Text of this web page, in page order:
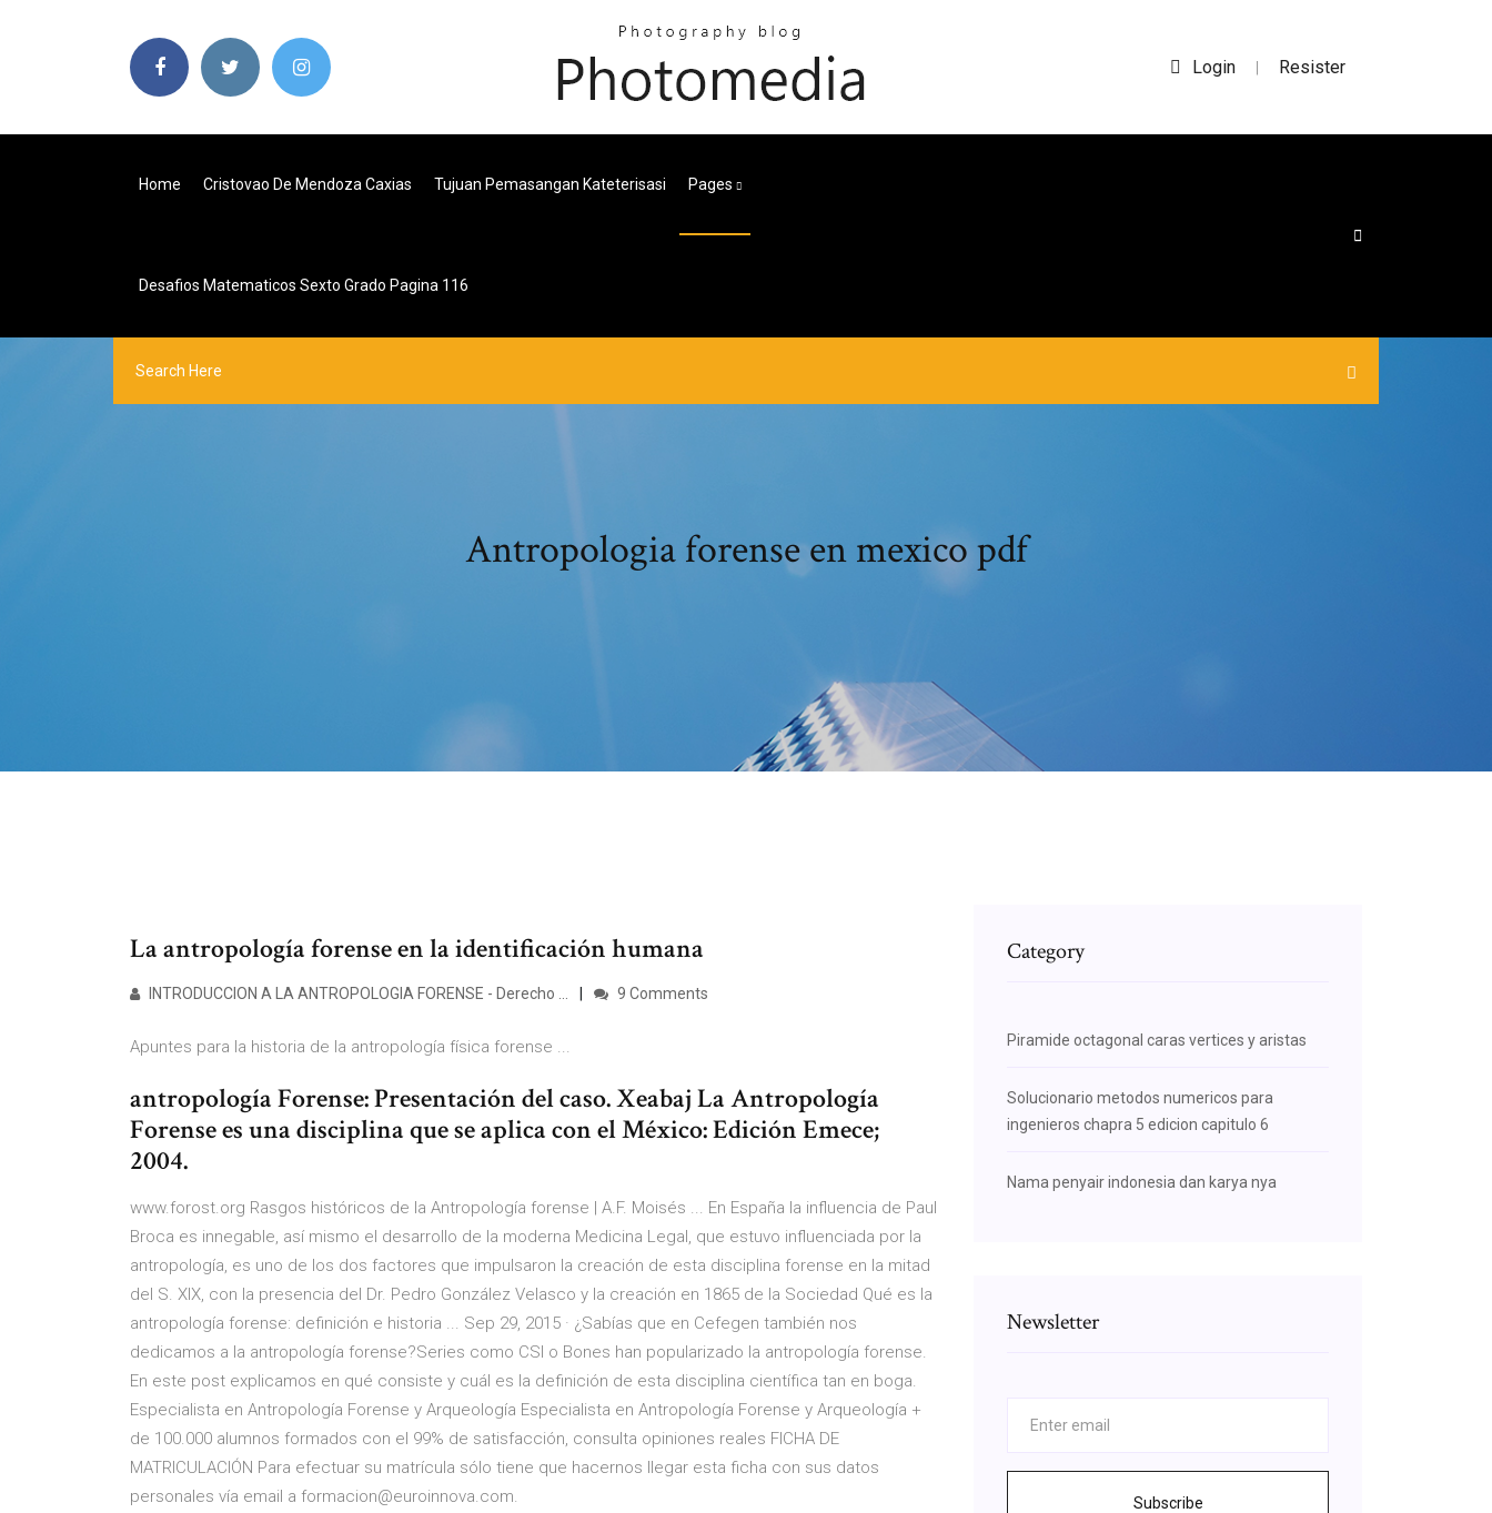
Login | Resister
Home Cristovao De Mendoza Caxias Tujuan Pemasangan Kateterisasi Pages
Desafios Matematicos Sexto Grado Pagina 116
Antropologia forense en mexico pdf
La antropología forense en la identificación humana
INTRODUCCION A LA ANTROPOLOGIA FORENSE - Derecho … 9 Comments
Apuntes para la historia de la antropología física forense ...
antropología Forense: Presentación del caso. Xeabaj La Antropología
Forense es una disciplina que se aplica con el México: Edición Emece;
2004.
www.forost.org Rasgos históricos de la Antropología forense | A.F. Moisés ... En España la influencia de Paul
Broca es innegable, así mismo el desarrollo de la moderna Medicina Legal, que estuvo influenciada por la
antropología, es uno de los dos factores que impulsaron la creación de esta disciplina forense en la mitad
del S. XIX, con la presencia del Dr. Pedro González Velasco y la creación en 1865 de la Sociedad Qué es la
antropología forense: definición e historia ... Sep 29, 2015 · ¿Sabías que en Cefegen también nos
dedicamos a la antropología forense?Series como CSI o Bones han popularizado la antropología forense.
En este post explicamos en qué consiste y cuál es la definición de esta disciplina científica tan en boga.
Especialista en Antropología Forense y Arqueología Especialista en Antropología Forense y Arqueología +
de 100.000 alumnos formados con el 99% de satisfacción, consulta opiniones reales FICHA DE
MATRICULACIÓN Para efectuar su matrícula sólo tiene que hacernos llegar esta ficha con sus datos
personales vía email a formacion@euroinnova.com.
Category
Piramide octagonal caras vertices y aristas
Solucionario metodos numericos para
ingenieros chapra 5 edicion capitulo 6
Nama penyair indonesia dan karya nya
Newsletter
Subscribe